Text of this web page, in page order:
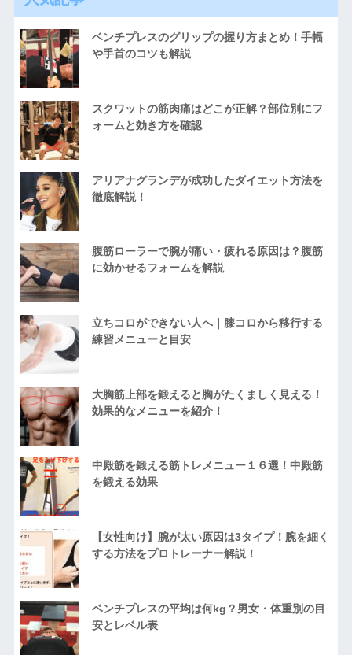
ベンチプレスのグリップの握り方まとめ！手幅
や手首のコツも解説
スクワットの筋肉痛はどこが正解？部位別にフ
ォームと効き方を確認
アリアナグランデが成功したダイエット方法を
徹底解説！
腹筋ローラーで腕が痛い・疲れる原因は？腹筋
に効かせるフォームを解説
立ちコロができない人へ｜膝コロから移行する
練習メニューと目安
大胸筋上部を鍛えると胸がたくましく見える！
効果的なメニューを紹介！
中殿筋を鍛える筋トレメニュー１６選！中殿筋
を鍛える効果
【女性向け】腕が太い原因は3タイプ！腕を細く
する方法をプロトレーナー解説！
ベンチプレスの平均は何kg？男女・体重別の目
安とレベル表